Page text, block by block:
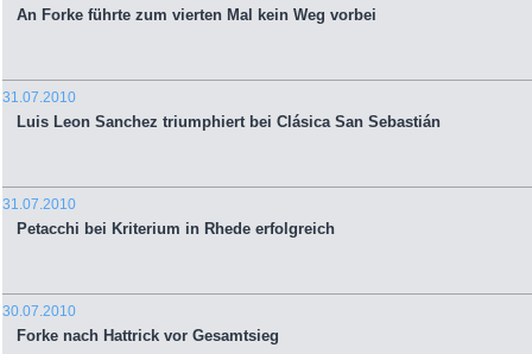
An Forke führte zum vierten Mal kein Weg vorbei
31.07.2010
Luis Leon Sanchez triumphiert bei Clásica San Sebastián
31.07.2010
Petacchi bei Kriterium in Rhede erfolgreich
30.07.2010
Forke nach Hattrick vor Gesamtsieg